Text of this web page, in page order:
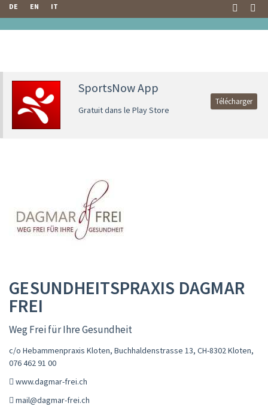
DE EN IT
SportsNow App
Gratuit dans le Play Store
Télécharger
GESUNDHEITSPRAXIS DAGMAR
FREI
Weg Frei für Ihre Gesundheit
c/o Hebammenpraxis Kloten, Buchhaldenstrasse 13, CH-8302 Kloten,
076 462 91 00
www.dagmar-frei.ch
mail@dagmar-frei.ch